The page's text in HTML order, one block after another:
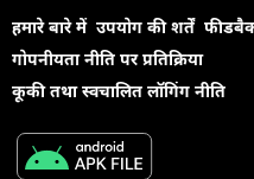
हमारे बारे में उपयोग की शर्तें
गोपनीयता नीति पर प्रतिक्रिया
कूकी तथा स्वचालित लॉगिंग नीति